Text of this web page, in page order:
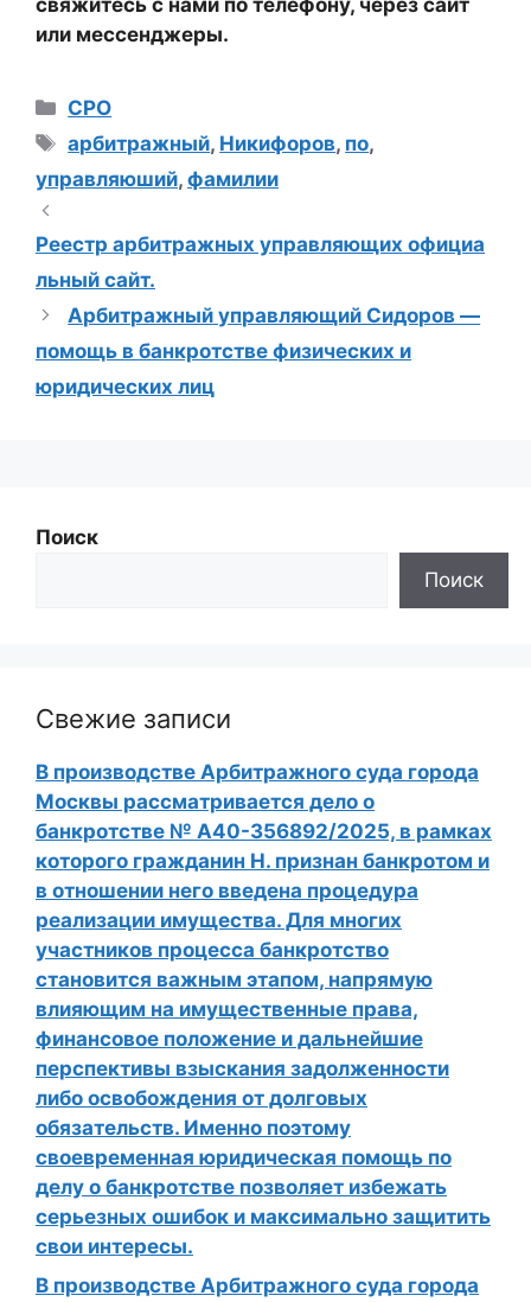
или мессенджеры.
Рубрики
СРО
Метки
арбитражный, Никифоров, по,
управляюший, фамилии
Реестр арбитражных управляющих официа
льный сайт.
Арбитражный управляющий Сидоров —
помощь в банкротстве физических и
юридических лиц
Поиск
Поиск
Свежие записи
В производстве Арбитражного суда города
Москвы рассматривается дело о
банкротстве № А40-356892/2025, в рамках
которого гражданин Н. признан банкротом и
в отношении него введена процедура
реализации имущества. Для многих
участников процесса банкротство
становится важным этапом, напрямую
влияющим на имущественные права,
финансовое положение и дальнейшие
перспективы взыскания задолженности
либо освобождения от долговых
обязательств. Именно поэтому
своевременная юридическая помощь по
делу о банкротстве позволяет избежать
серьезных ошибок и максимально защитить
свои интересы.
В производстве Арбитражного суда города